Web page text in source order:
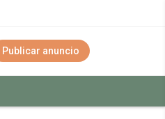
Publicar anuncio